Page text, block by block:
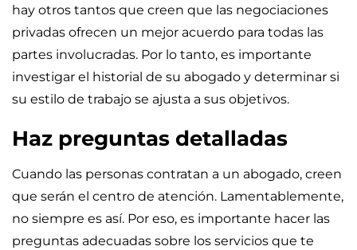
hay otros tantos que creen que las negociaciones
privadas ofrecen un mejor acuerdo para todas las
partes involucradas. Por lo tanto, es importante
investigar el historial de su abogado y determinar si
su estilo de trabajo se ajusta a sus objetivos.
Haz preguntas detalladas
Cuando las personas contratan a un abogado, creen
que serán el centro de atención. Lamentablemente,
no siempre es así. Por eso, es importante hacer las
preguntas adecuadas sobre los servicios que te